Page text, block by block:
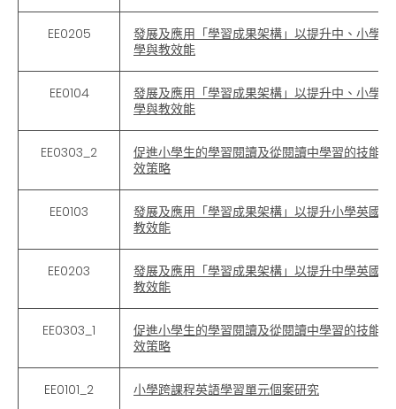
EE0205
發展及應用「學習成果架構」以提升中、小學
學與教效能
EE0104
發展及應用「學習成果架構」以提升中、小學
學與教效能
EE0303_2
促進小學生的學習閱讀及從閱讀中學習的技能
效策略
EE0103
發展及應用「學習成果架構」以提升小學英國
教效能
EE0203
發展及應用「學習成果架構」以提升中學英國
教效能
EE0303_1
促進小學生的學習閱讀及從閱讀中學習的技能
效策略
EE0101_2 小學跨課程英語學習單元個案研究